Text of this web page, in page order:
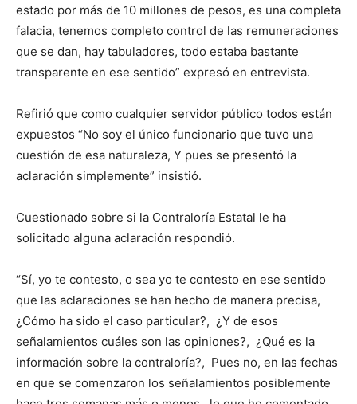
estado por más de 10 millones de pesos, es una completa
falacia, tenemos completo control de las remuneraciones
que se dan, hay tabuladores, todo estaba bastante
transparente en ese sentido” expresó en entrevista.
Refirió que como cualquier servidor público todos están
expuestos “No soy el único funcionario que tuvo una
cuestión de esa naturaleza, Y pues se presentó la
aclaración simplemente” insistió.
Cuestionado sobre si la Contraloría Estatal le ha
solicitado alguna aclaración respondió.
“Sí, yo te contesto, o sea yo te contesto en ese sentido
que las aclaraciones se han hecho de manera precisa,
¿Cómo ha sido el caso particular?, ¿Y de esos
señalamientos cuáles son las opiniones?, ¿Qué es la
información sobre la contraloría?, Pues no, en las fechas
en que se comenzaron los señalamientos posiblemente